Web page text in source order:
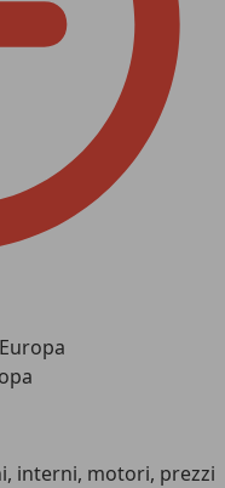
interni, motori, prezzi